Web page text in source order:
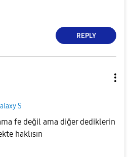
REPLY
S
fe değil ama diğer dediklerin
haklısın